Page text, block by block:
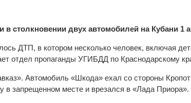
в столкновении двух автомобилей на Кубани 1
ДТП, в котором несколько человек, включая
отдел пропаганды УГИБДД по Краснодарскому
Автомобиль «Шкода» ехал со стороны
в запрещенном месте и врезался в «Лада Приора».